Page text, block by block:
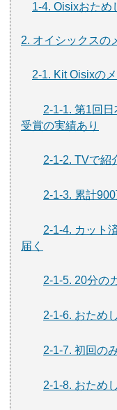
1-4. Oisixおため
2. オイシックスの
2-1. Kit Oisixの
2-1-1. 第1回
受賞の実績あり
2-1-2. TVで紹
2-1-3. 累計
2-1-4. カット
届く
2-1-5. 20分の
2-1-6. おため
2-1-7. 初回の
2-1-8. おため